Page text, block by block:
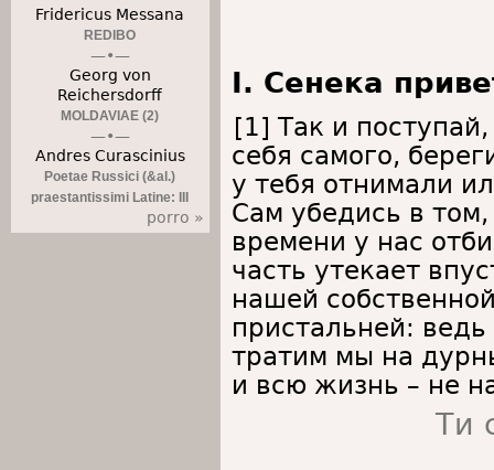
I. Сенека
[1] Так и
себя самого,
у тебя отнимали
Сам убедись в
времени у нас
часть утекает
нашей
пристальней:
тратим мы на
и всю жизнь – не
Ти
Fridericus Messana
REDIBO
Georg von
Reichersdorff
MOLDAVIAE (2)
Andres Curascinius
Poetae Russici (&al.)
praestantissimi Latine: III
porro »